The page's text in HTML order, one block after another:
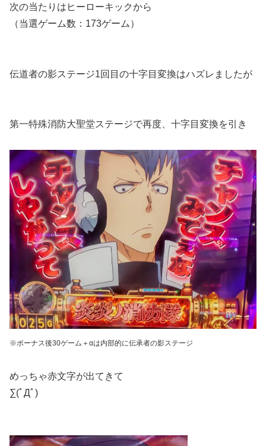
次の当たりはヒーローキックから
（当選ゲーム数：173ゲーム）
伝道者の影ステージ1回目の十字目変換はハズレましたが
第一特殊消防大聖堂ステージで再度、十字目変換を引き
※ボーナス後30ゲーム＋αは内部的に伝承者の影ステージ
めっちゃ赤文字が出てきて
∑(ﾟДﾟ)